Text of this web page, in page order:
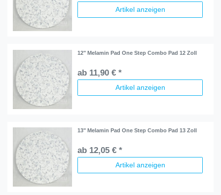
Artikel anzeigen
12" Melamin Pad One Step Combo Pad 12 Zoll
ab 11,90 € *
Artikel anzeigen
13" Melamin Pad One Step Combo Pad 13 Zoll
ab 12,05 € *
Artikel anzeigen